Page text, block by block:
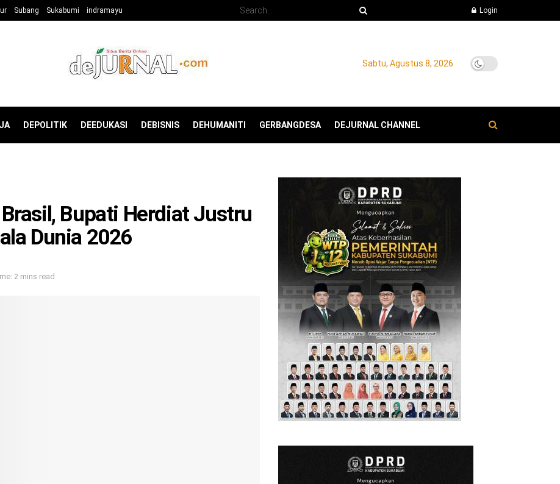
Subang Sukabumi indramayu Login
Sabtu, Agustus 8, 2026
DEPOLITIK DEEDUKASI DEBISNIS DEHUMANITI GERBANGDESA DEJURNAL CHANNEL
Bupati Herdiat Justru
Dunia 2026
2 mins read